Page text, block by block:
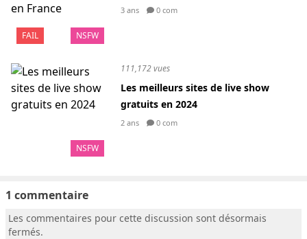
FAIL NSFW
3 ans 0 com
NSFW
111,172 vues
Les meilleurs sites de live show
gratuits en 2024
2 ans 0 com
1 commentaire
Les commentaires pour cette discussion sont désormais
fermés.